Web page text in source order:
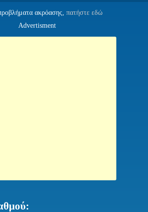
ακρόασης, πατήστε εδώ
Advertisment